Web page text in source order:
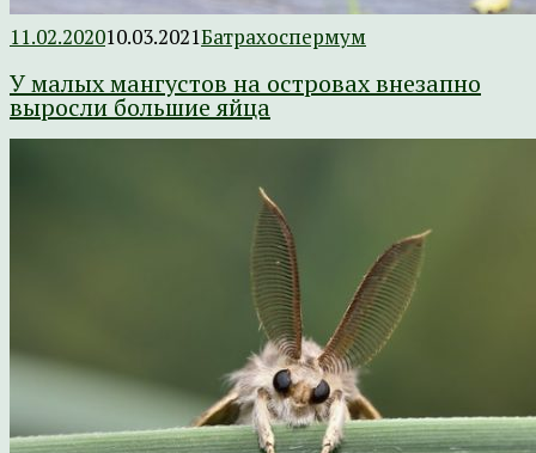
11.02.202010.03.2021Батрахоспермум
У малых мангустов на островах внезапно
выросли большие яйца